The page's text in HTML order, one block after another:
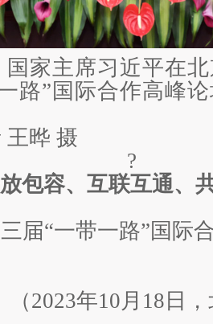
国家主席习近平在
路”国际合作高峰
王晔 摄
?
包容、互联互通、
“一带一路”国际
（2023年10月18日